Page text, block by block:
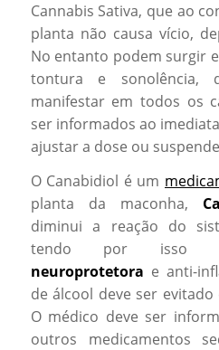
Cannabis Sativa, que ao
planta não causa vício,
No entanto podem surgir
tontura e sonolência,
manifestar em todos os
ser informados ao
ajustar a dose ou
O Canabidiol é um
planta da maconha,
diminui a reação do
tendo por isso
neuroprotetora e anti-
de álcool deve ser
O médico deve ser
outros medicamentos